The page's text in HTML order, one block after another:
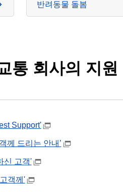
반려동물 돌봄
통 회사의 지원
Support'
께 드리는 안내’
신 고객'
객께'